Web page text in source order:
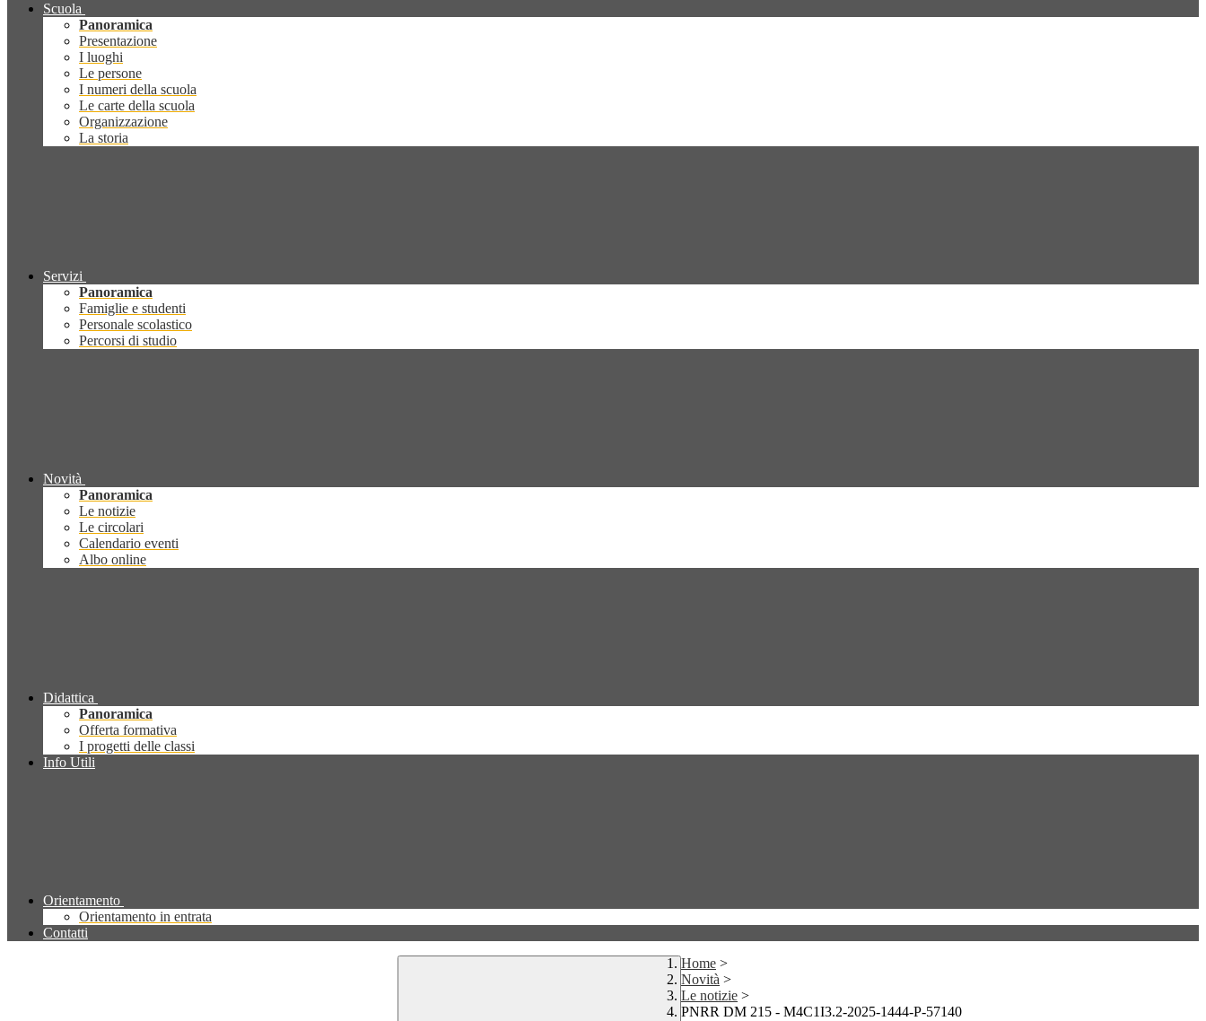
Scuola
Panoramica
Presentazione
I luoghi
Le persone
I numeri della scuola
Le carte della scuola
Organizzazione
La storia
Servizi
Panoramica
Famiglie e studenti
Personale scolastico
Percorsi di studio
Novità
Panoramica
Le notizie
Le circolari
Calendario eventi
Albo online
Didattica
Panoramica
Offerta formativa
I progetti delle classi
Info Utili
Orientamento
Orientamento in entrata
Contatti
Home >
Novità >
Le notizie >
PNRR DM 215 - M4C1I3.2-2025-1444-P-57140